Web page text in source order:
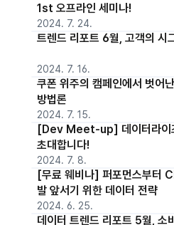
1st 오프라인 세미나!
2024. 7. 24.
트렌드 리포트 6월, 고객의 시
2024. 7. 16.
쿠폰 위주의 캠페인에서 벗어
방법론
2024. 7. 15.
[Dev Meet-up] 데이터라이
초대합니다!
2024. 7. 8.
[무료 웨비나] 퍼포먼스부터
발 앞서기 위한 데이터 전략
2024. 6. 25.
데이터 트렌드 리포트 5월, 소